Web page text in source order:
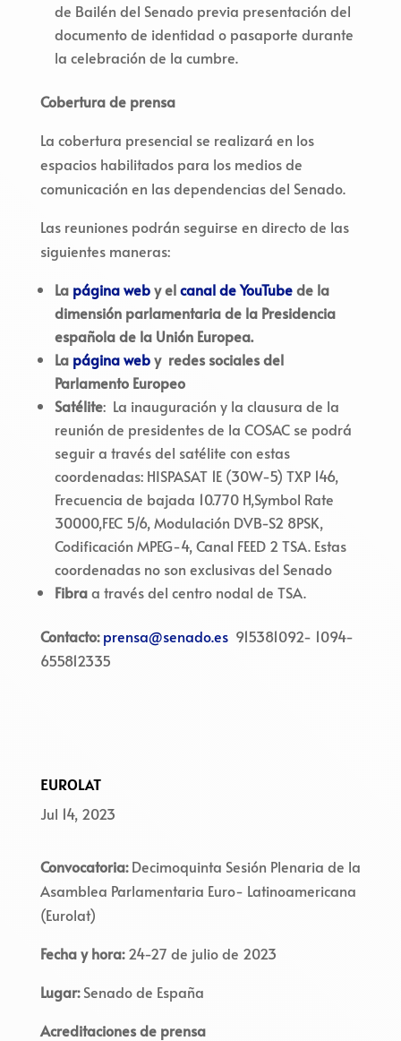
de Bailén del Senado previa presentación del
documento de identidad o pasaporte durante
la celebración de la cumbre.
Cobertura de prensa
La cobertura presencial se realizará en los
espacios habilitados para los medios de
comunicación en las dependencias del Senado.
Las reuniones podrán seguirse en directo de las
siguientes maneras:
La página weby elcanal de YouTubede la
dimensión parlamentaria de la Presidencia
española de la Unión Europea.
La página weby redes sociales del
Parlamento Europeo
Satélite: La inauguración y la clausura de la
reunión de presidentes de la COSAC se podrá
seguir a través del satélite con estas
coordenadas: HISPASAT 1E (30W-5) TXP 146,
Frecuencia de bajada 10.770 H,Symbol Rate
30000,FEC 5/6, Modulación DVB-S2 8PSK,
Codificación MPEG-4, Canal FEED 2 TSA. Estas
coordenadas no son exclusivas del Senado
Fibraa través del centro nodal de TSA.
Contacto:prensa@senado.es915381092- 1094-
655812335
EUROLAT
Jul 14, 2023
Convocatoria:Decimoquinta Sesión Plenaria de la
Asamblea Parlamentaria Euro- Latinoamericana
(Eurolat)
Fecha y hora:24-27 de julio de 2023
Lugar:Senado de España
Acreditaciones de prensa